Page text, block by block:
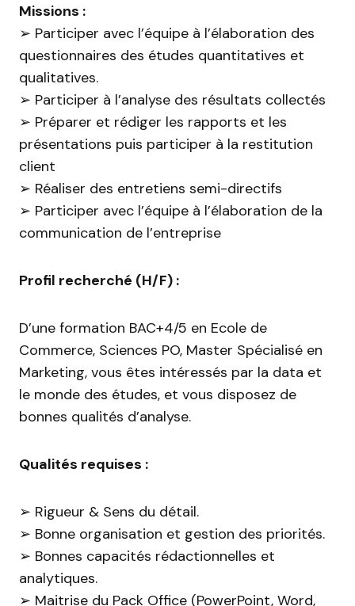
Missions :
➢ Participer avec l’équipe à l’élaboration des
questionnaires des études quantitatives et
qualitatives.
➢ Participer à l’analyse des résultats collectés
➢ Préparer et rédiger les rapports et les
présentations puis participer à la restitution
client
➢ Réaliser des entretiens semi-directifs
➢ Participer avec l’équipe à l’élaboration de la
communication de l’entreprise
Profil recherché (H/F) :
D’une formation BAC+4/5 en Ecole de
Commerce, Sciences PO, Master Spécialisé en
Marketing, vous êtes intéressés par la data et
le monde des études, et vous disposez de
bonnes qualités d’analyse.
Qualités requises :
➢ Rigueur & Sens du détail.
➢ Bonne organisation et gestion des priorités.
➢ Bonnes capacités rédactionnelles et
analytiques.
➢ Maitrise du Pack Office (PowerPoint, Word,